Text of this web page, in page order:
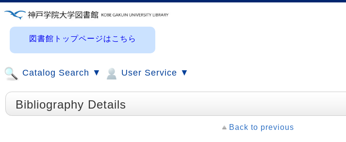
図書館トップページはこちら
Catalog Search ▼ User Service ▼
Bibliography Details
Back to previous